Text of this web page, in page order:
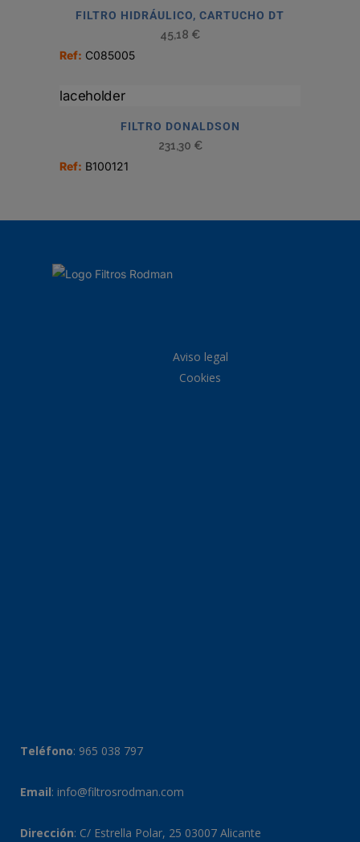
FILTRO HIDRÁULICO, CARTUCHO DT
45,18 €
Ref: C085005
FILTRO DONALDSON
231,30 €
Ref: B100121
Aviso legal
Cookies
Teléfono: 965 038 797
Email: info@filtrosrodman.com
Dirección: C/ Estrella Polar, 25 03007 Alicante